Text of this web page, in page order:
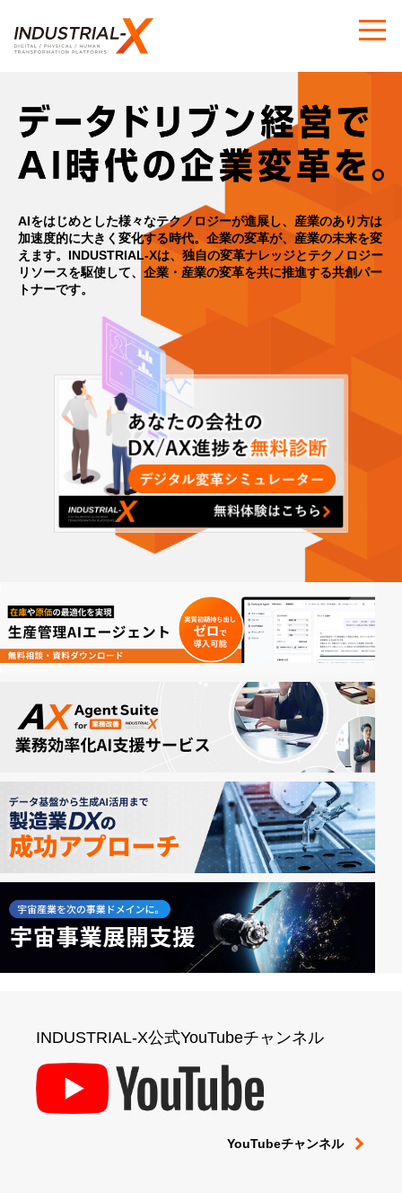
AIをはじめとした様々なテクノロジーが進展し、産業のあり方は
加速度的に大きく変化する時代。 企業の変革が、産業の未来を変
えます。 INDUSTRIAL-Xは、独自の変革ナレッジとテクノロジー
リソースを駆使して、 企業・産業の変革を共に推進する共創パー
トナーです。
INDUSTRIAL-X公式YouTubeチャンネル
YouTubeチャンネル